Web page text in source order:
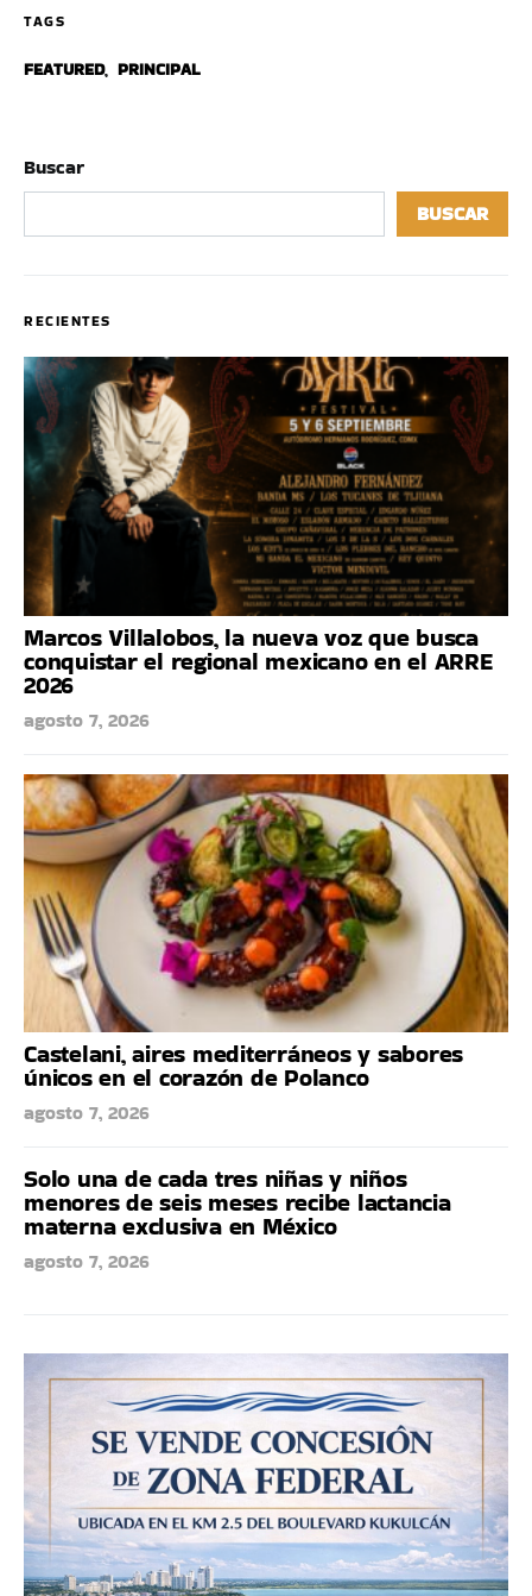
TAGS
FEATURED, PRINCIPAL
Buscar
BUSCAR
RECIENTES
Marcos Villalobos, la nueva voz que busca
conquistar el regional mexicano en el ARRE
2026
agosto 7, 2026
Castelani, aires mediterráneos y sabores
únicos en el corazón de Polanco
agosto 7, 2026
Solo una de cada tres niñas y niños
menores de seis meses recibe lactancia
materna exclusiva en México
agosto 7, 2026